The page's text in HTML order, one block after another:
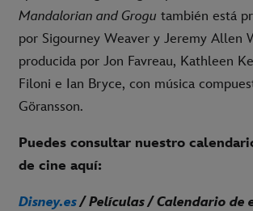
Mandalorian and Grogu también está
por Sigourney Weaver y Jeremy Allen
producida por Jon Favreau, Kathleen
Filoni e Ian Bryce, con música
Göransson.
Puedes consultar nuestro
de cine aquí:
Disney.es/ Películas / Calendario de